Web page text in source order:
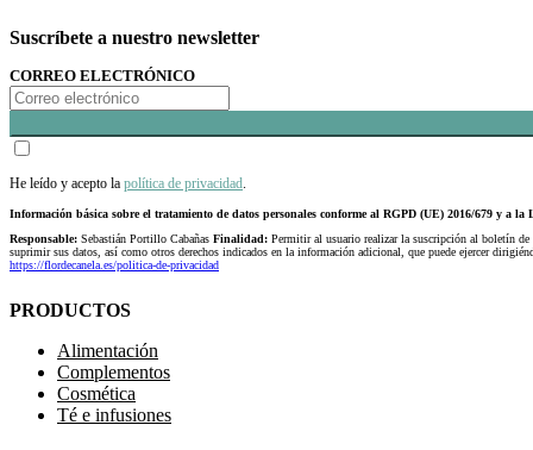
Suscríbete a nuestro newsletter
CORREO ELECTRÓNICO
He leído y acepto la política de privacidad.
Información básica sobre el tratamiento de datos personales conforme al RGPD (UE) 2016/679 y a la
Responsable: Sebastián Portillo Cabañas Finalidad: Permitir al usuario realizar la suscripción al boletín
suprimir sus datos, así como otros derechos indicados en la información adicional, que puede ejercer
https://flordecanela.es/politica-de-privacidad
PRODUCTOS
Alimentación
Complementos
Cosmética
Té e infusiones